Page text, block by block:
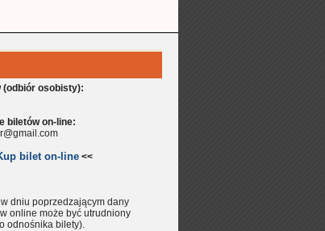
(odbiór osobisty):
biletów on-line:
bilet on-line<<
dniu poprzedzającym dany
online może być utrudniony
odnośnika bilety).